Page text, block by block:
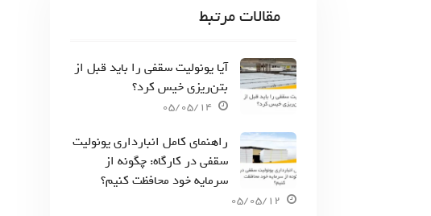
مقالات مرتبط
آیا یونولیت سقفی را باید قبل از
بتن‌ریزی خیس کرد؟
05/05/14
راهنمای کامل انبارداری یونولیت
سقفی در کارگاه: چگونه از
سرمایه خود محافظت کنیم؟
05/05/12